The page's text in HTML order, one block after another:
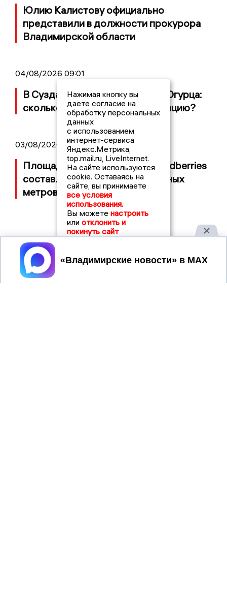
Юлию Калистову официально
представили в должности прокурора
Владимирской области
04/08/2026 09:01
В Суздале прошёл Фестиваль Огурца:
сколько потратили на организацию?
03/08/2026 14:13
Площадь пожара на складе Wildberries
составляет 100 тысяч квадратных
метров
ВЛАДИМИРСКИЕ
НОВОСТИ
2017 © NEWSVLADIMIR.RU | СИ
«Информационное агентство
Нажимая кнопку вы
даете согласие на
обработку персональных
данных
с использованием
интернет-сервиса
Яндекс.Метрика,
top.mail.ru, LiveInternet.
На сайте используются
cookie. Оставаясь на
сайте, вы принимаете
все условия
использования.
Вы можете настроить
или отклонить и
покинуть сайт
Принять